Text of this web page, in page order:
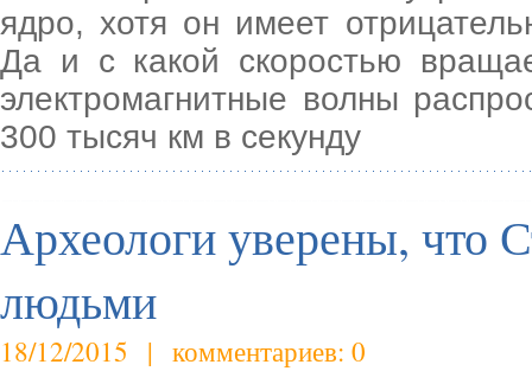
ядро, хотя он имеет
Да и с какой скоростью
электромагнитные волны
300 тысяч км в секунду
Археологи уверены, что
людьми
18/12/2015 | комментариев: 0